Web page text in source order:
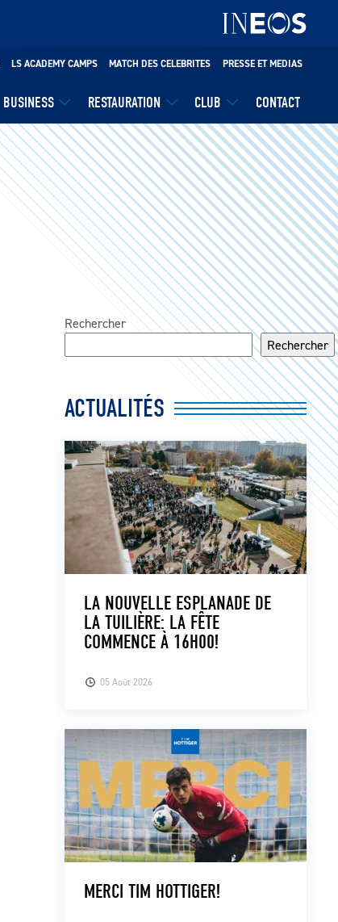
BUSINESS RESTAURATION CLUB CONTACT
LS ACADEMY CAMPS MATCH DES CELEBRITES PRESSE ET MEDIAS
Rechercher
Rechercher
ACTUALITÉS
05 Août 2026
LA NOUVELLE ESPLANADE DE
LA TUILIÈRE: LA FÊTE
COMMENCE À 16H00!
MERCI TIM HOTTIGER!